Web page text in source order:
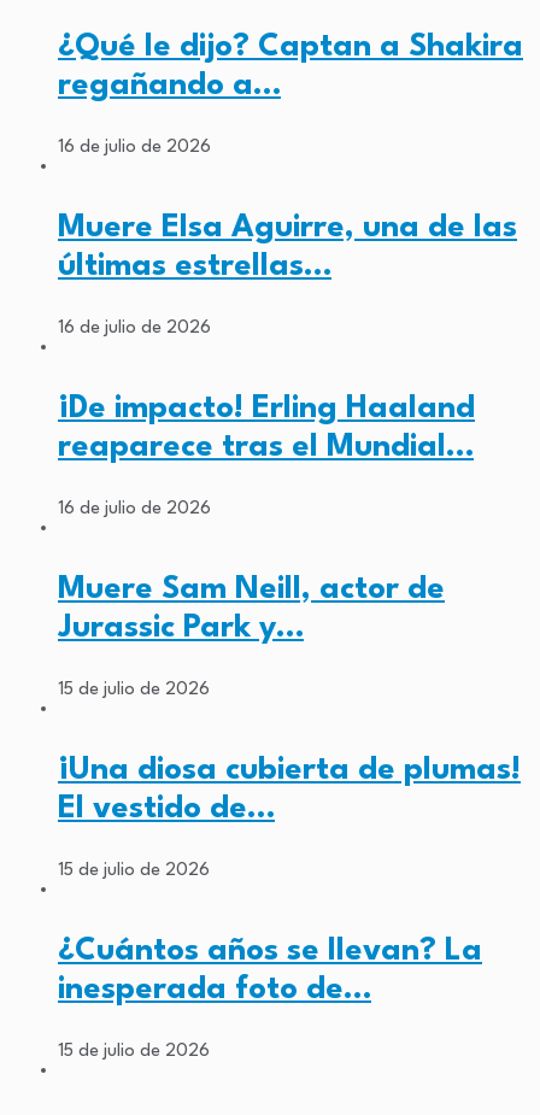
¿Qué le dijo? Captan a Shakira
regañando a…
16 de julio de 2026
Muere Elsa Aguirre, una de las
últimas estrellas…
16 de julio de 2026
¡De impacto! Erling Haaland
reaparece tras el Mundial…
16 de julio de 2026
Muere Sam Neill, actor de
Jurassic Park y…
15 de julio de 2026
¡Una diosa cubierta de plumas!
El vestido de…
15 de julio de 2026
¿Cuántos años se llevan? La
inesperada foto de…
15 de julio de 2026